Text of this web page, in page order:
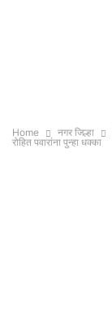
Home नगर जिल्हा
रोहित पवारांना पुन्हा धक्का